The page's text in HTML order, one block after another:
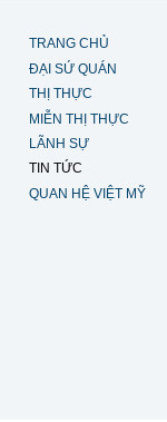
TRANG CHỦ
ĐẠI SỨ QUÁN
THỊ THỰC
MIỄN THỊ THỰC
LÃNH SỰ
TIN TỨC
QUAN HỆ VIỆT MỸ